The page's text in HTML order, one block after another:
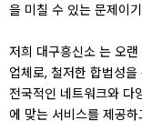
을 미칠 수 있는 문제이
저희 대구흥신소 는 오
업체로, 철저한 합법성
전국적인 네트워크와 다
에 맞는 서비스를 제공하